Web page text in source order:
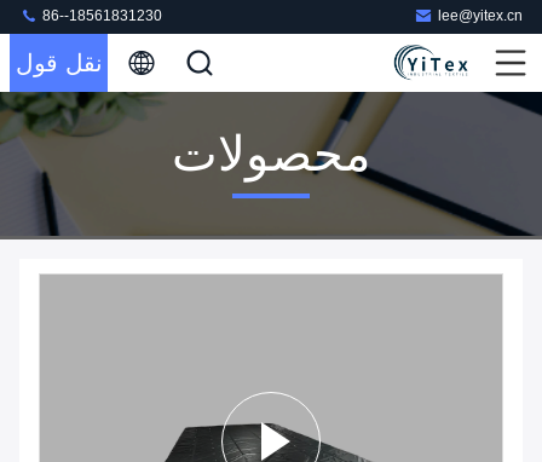
lee@yitex.cn
86--18561831230
نقل قول
محصولات